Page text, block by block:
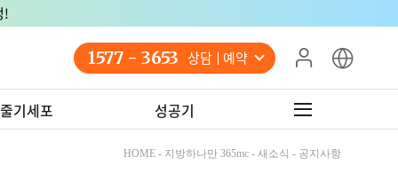
!
1577 - 3653 상담 예약
기세포 성공기
HOME - 지방하나만 365mc - 새소식 - 공지사항